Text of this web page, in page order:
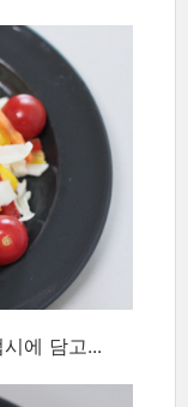
에 담고...